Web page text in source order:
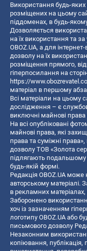
Використання будь-яких
розміщених на цьому
піддоменах, в будь-
Дозволяється
на їх використання та
OBOZ.UA, а для
дозволу на їх
розміщення прямого,
гіперпосилання на
https://
матеріал в першому
Всі матеріали на цьому
дослідження – є
виключні майнові
На всі опубліковані
майнові права, які
права та суміжні
дозволу ТОВ «Золота
підлягають
будь-якій формі.
Редакція OBOZ.UA може
авторському матеріалі.
в рекламних
Заборонено
хоч із зазначенням
логотипу OBOZ.UA або
письмового дозволу
Незаконним
копiювання, публiкацiя,